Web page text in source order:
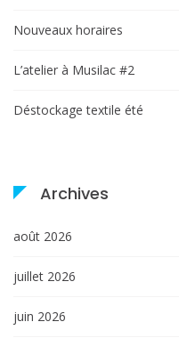
Nouveaux horaires
L’atelier à Musilac #2
Déstockage textile été
Archives
août 2026
juillet 2026
juin 2026